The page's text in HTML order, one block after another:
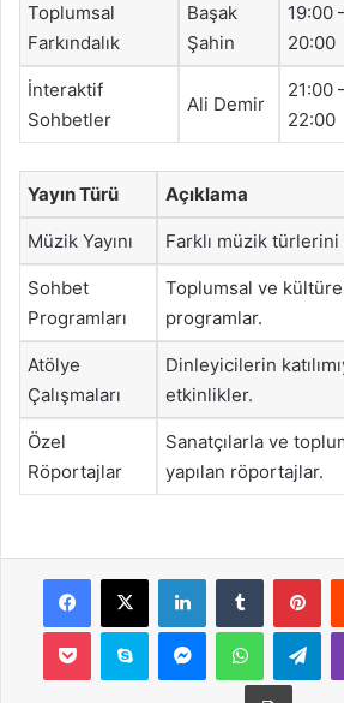
Toplumsal
Farkındalık
Başak
Şahin
19:00
20:00
İnteraktif
Sohbetler
Ali Demir
21:00
22:00
Yayın Türü Açıklama
Müzik Yayını Farklı müzik türlerini
Sohbet
Programları
Toplumsal ve
programlar.
Atölye
Çalışmaları
Dinleyicilerin
etkinlikler.
Özel
Röportajlar
Sanatçılarla ve
yapılan röportajlar.
Facebook
X LinkedInTumblr
Pocket Skype MessengerWhatsApp
Yazdır